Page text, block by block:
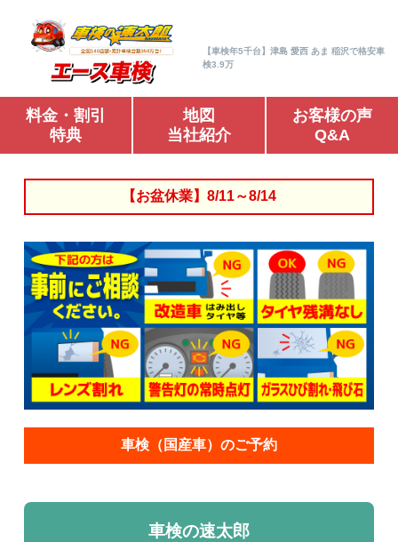
【車検年5千台】津島 愛西 あま 稲沢で格安車
検3.9万
料金・割引
特典
地図
当社紹介
お客様の声
Q&A
【お盆休業】8/11～8/14
車検（国産車）のご予約
車検の速太郎